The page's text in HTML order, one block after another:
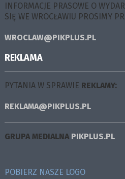
INFORMACJE PRASOWE O
SIĘ WE WROCŁAWIU PROSIMY
WROCLAW@PIKPLUS.PL
REKLAMA
PYTANIA W SPRAWIE REKLAMY:
REKLAMA@PIKPLUS.PL
GRUPA MEDIALNA PIKPLUS.PL
POBIERZ NASZE LOGO